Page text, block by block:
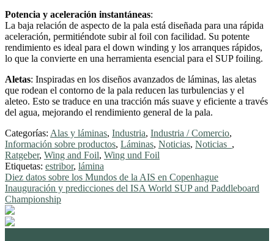
Potencia y aceleración instantáneas:
La baja relación de aspecto de la pala está diseñada para una rápida
aceleración, permitiéndote subir al foil con facilidad. Su potente
rendimiento es ideal para el down winding y los arranques rápidos,
lo que la convierte en una herramienta esencial para el SUP foiling.
Aletas: Inspiradas en los diseños avanzados de láminas, las aletas
que rodean el contorno de la pala reducen las turbulencias y el
aleteo. Esto se traduce en una tracción más suave y eficiente a través
del agua, mejorando el rendimiento general de la pala.
Categorías: Alas y láminas, Industria, Industria / Comercio,
Información sobre productos, Láminas, Noticias, Noticias_ ,
Ratgeber, Wing and Foil, Wing und Foil
Etiquetas: estribor, lámina
Navegación
de
entradas
Anterior:
Diez datos sobre los Mundos de la AIS en Copenhague
Siguiente:
Inauguración y predicciones del ISA World SUP and Paddleboard
Championship